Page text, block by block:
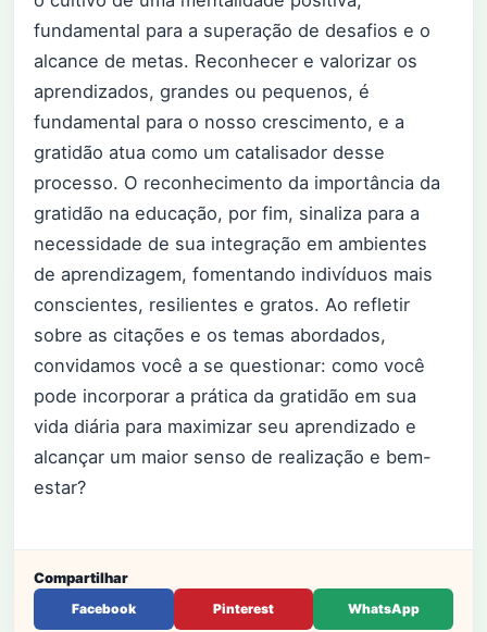
fundamental para a superação de desafios e o
alcance de metas. Reconhecer e valorizar os
aprendizados, grandes ou pequenos, é
fundamental para o nosso crescimento, e a
gratidão atua como um catalisador desse
processo. O reconhecimento da importância da
gratidão na educação, por fim, sinaliza para a
necessidade de sua integração em ambientes
de aprendizagem, fomentando indivíduos mais
conscientes, resilientes e gratos. Ao refletir
sobre as citações e os temas abordados,
convidamos você a se questionar: como você
pode incorporar a prática da gratidão em sua
vida diária para maximizar seu aprendizado e
alcançar um maior senso de realização e bem-
estar?
Compartilhar
Facebook Pinterest WhatsApp